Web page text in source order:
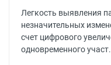
Легкость выявления
незначительных
счет цифрового
одновременного